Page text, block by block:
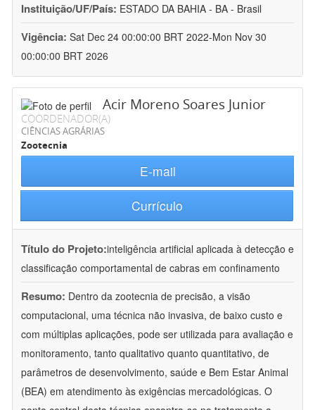
Instituição/UF/País: ESTADO DA BAHIA - BA - Brasil
Vigência: Sat Dec 24 00:00:00 BRT 2022-Mon Nov 30
00:00:00 BRT 2026
Acir Moreno Soares Junior
COORDENADOR(A)
CIÊNCIAS AGRÁRIAS
Zootecnia
E-mail
Currículo
Título do Projeto:inteligência artificial aplicada à detecção e
classificação comportamental de cabras em confinamento
Resumo: Dentro da zootecnia de precisão, a visão
computacional, uma técnica não invasiva, de baixo custo e
com múltiplas aplicações, pode ser utilizada para avaliação e
monitoramento, tanto qualitativo quanto quantitativo, de
parâmetros de desenvolvimento, saúde e Bem Estar Animal
(BEA) em atendimento às exigências mercadológicas. O